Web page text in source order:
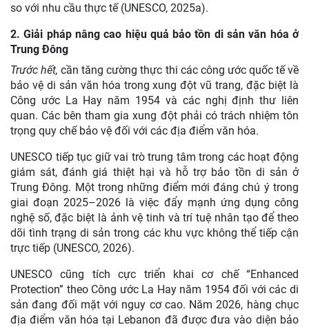
so với nhu cầu thực tế (UNESCO, 2025a).
2. Giải pháp nâng cao hiệu quả bảo tồn di sản văn hóa ở
Trung Đông
Trước hết, cần tăng cường thực thi các công ước quốc tế về
bảo vệ di sản văn hóa trong xung đột vũ trang, đặc biệt là
Công ước La Hay năm 1954 và các nghị định thư liên
quan. Các bên tham gia xung đột phải có trách nhiệm tôn
trọng quy chế bảo vệ đối với các địa điểm văn hóa.
UNESCO tiếp tục giữ vai trò trung tâm trong các hoạt động
giám sát, đánh giá thiệt hại và hỗ trợ bảo tồn di sản ở
Trung Đông. Một trong những điểm mới đáng chú ý trong
giai đoạn 2025–2026 là việc đẩy mạnh ứng dụng công
nghệ số, đặc biệt là ảnh vệ tinh và trí tuệ nhân tạo để theo
dõi tình trạng di sản trong các khu vực không thể tiếp cận
trực tiếp (UNESCO, 2026).
UNESCO cũng tích cực triển khai cơ chế “Enhanced
Protection” theo Công ước La Hay năm 1954 đối với các di
sản đang đối mặt với nguy cơ cao. Năm 2026, hàng chục
địa điểm văn hóa tại Lebanon đã được đưa vào diện bảo